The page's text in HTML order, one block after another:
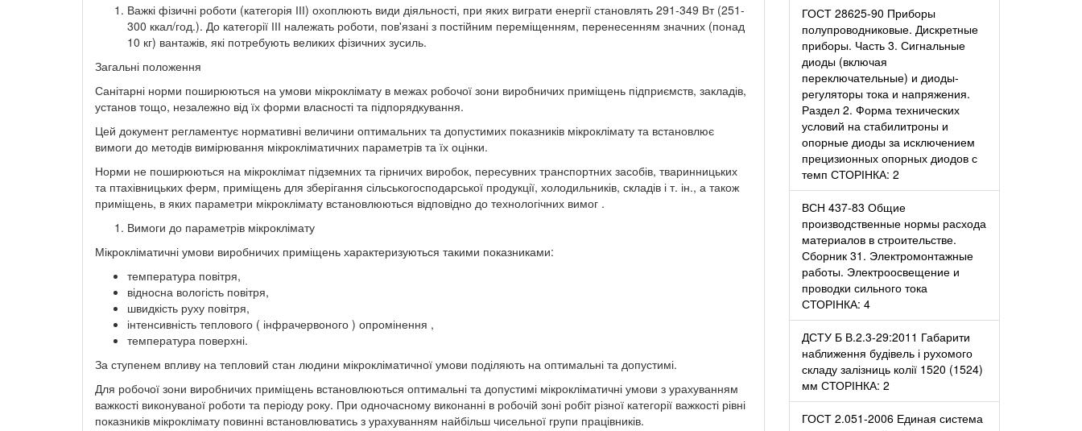
Важкі фізичні роботи (категорія ІІІ) охоплюють види діяльності, при яких виграти енергії становлять 291-349 Вт (251-
300 ккал/год.). До категорії ІІІ належать роботи, пов'язані з постійним переміщенням, перенесенням значних (понад
10 кг) вантажів, які потребують великих фізичних зусиль.
Загальні положення
Санітарні норми поширюються на умови мікроклімату в межах робочої зони виробничих приміщень підприємств, закладів,
установ тощо, незалежно від їх форми власності та підпорядкування.
Цей документ регламентує нормативні величини оптимальних та допустимих показників мікроклімату та встановлює
вимоги до методів вимірювання мікрокліматичних параметрів та їх оцінки.
Норми не поширюються на мікроклімат підземних та гірничих виробок, пересувних транспортних засобів, тваринницьких
та птахівницьких ферм, приміщень для зберігання сільськогосподарської продукції, холодильників, складів і т. ін., а також
приміщень, в яких параметри мікроклімату встановлюються відповідно до технологічних вимог .
Вимоги до параметрів мікроклімату
Мікрокліматичні умови виробничих приміщень характеризуються такими показниками:
температура повітря,
відносна вологість повітря,
швидкість руху повітря,
інтенсивність теплового ( інфрачервоного ) опромінення ,
температура поверхні.
За ступенем впливу на тепловий стан людини мікрокліматичної умови поділяють на оптимальні та допустимі.
Для робочої зони виробничих приміщень встановлюються оптимальні та допустимі мікрокліматичні умови з урахуванням
важкості виконуваної роботи та періоду року. При одночасному виконанні в робочій зоні робіт різної категорії важкості рівні
показників мікроклімату повинні встановлюватись з урахуванням найбільш чисельної групи працівників.
ГОСТ 28625-90 Приборы
полупроводниковые. Дискретные
приборы. Часть 3. Сигнальные
диоды (включая
переключательные) и диоды-
регуляторы тока и напряжения.
Раздел 2. Форма технических
условий на стабилитроны и
опорные диоды за исключением
прецизионных опорных диодов с
темп СТОРІНКА: 2
ВСН 437-83 Общие
производственные нормы расхода
материалов в строительстве.
Сборник 31. Электромонтажные
работы. Электроосвещение и
проводки сильного тока
СТОРІНКА: 4
ДСТУ Б В.2.3-29:2011 Габарити
наближення будівель і рухомого
складу залізниць колії 1520 (1524)
мм СТОРІНКА: 2
ГОСТ 2.051-2006 Единая система